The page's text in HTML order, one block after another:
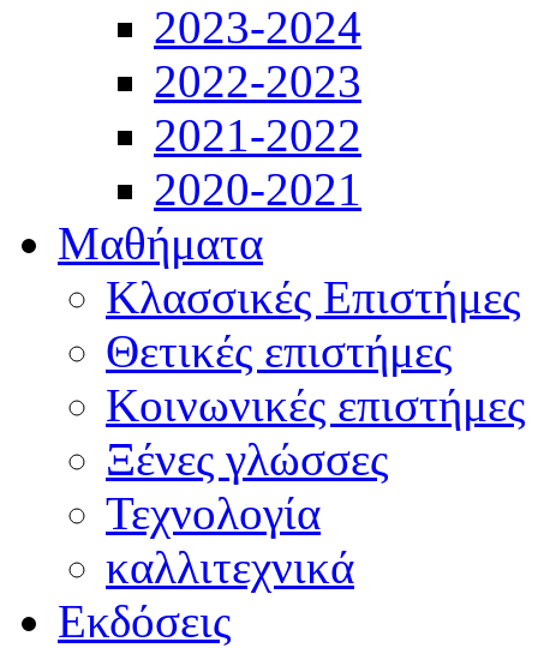
2023-2024
2022-2023
2021-2022
2020-2021
Μαθήματα
Κλασσικές Επιστήμες
Θετικές επιστήμες
Κοινωνικές επιστήμες
Ξένες γλώσσες
Τεχνολογία
καλλιτεχνικά
Εκδόσεις